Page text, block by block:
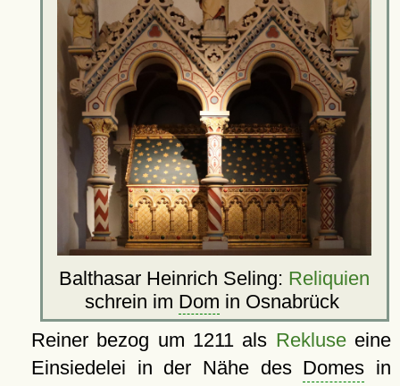
Balthasar Heinrich Seling: Reliquien
schrein im Dom in Osnabrück
Reiner bezog um 1211 als Rekluseeine
Einsiedelei in der Nähe des Domes in